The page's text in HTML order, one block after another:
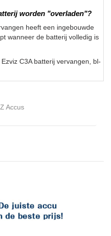
worden "overladen"?
heeft een ingebouwde
wanneer de batterij volledig is
C3A batterij vervangen, bl-
Accus